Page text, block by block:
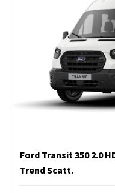
Ford Transit 350 2.0
Trend Scatt.